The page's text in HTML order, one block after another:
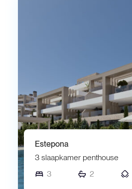
Estepona
3 slaapkamer penthouse
3
2